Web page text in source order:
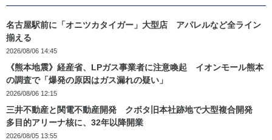
名古屋駅前に「オニツカタイガー」大型店 アパレルなど全ライン
揃える
2026/08/06 14:45
《熊本地震》経産省、LPガス事業者に注意喚起 イオンモール熊本
の調査で「爆発の原因はガス漏れの疑い」
2026/08/06 12:15
三井不動産と関電不動産開発 クボタ旧本社跡地で大型複合開発
多目的アリーナ核に、32年以降開業
2026/08/05 13:55